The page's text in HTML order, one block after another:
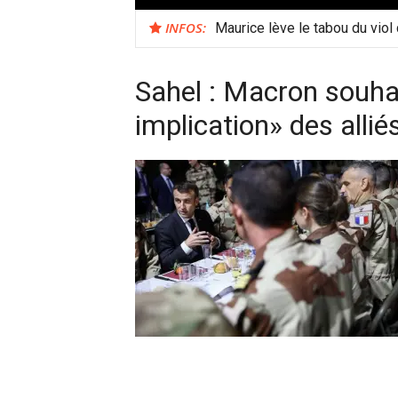
INFOS: Maurice lève le tabou du viol
Sahel : Macron
implication» des